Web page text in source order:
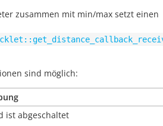
zusammen mit min/max setzt einen
sind möglich:
ist abgeschaltet